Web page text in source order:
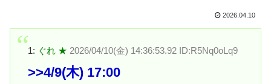
2026.04.10
1: ぐれ ★ 2026/04/10(金) 14:36:53.92 ID:R5Nq0oLq9
>>4/9(木) 17:00